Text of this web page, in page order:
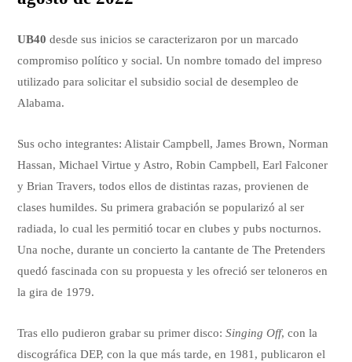
UB40 desde sus inicios se caracterizaron por un marcado
compromiso político y social. Un nombre tomado del impreso
utilizado para solicitar el subsidio social de desempleo de
Alabama.
Sus ocho integrantes: Alistair Campbell, James Brown, Norman
Hassan, Michael Virtue y Astro, Robin Campbell, Earl Falconer
y Brian Travers, todos ellos de distintas razas, provienen de
clases humildes. Su primera grabación se popularizó al ser
radiada, lo cual les permitió tocar en clubes y pubs nocturnos.
Una noche, durante un concierto la cantante de The Pretenders
quedó fascinada con su propuesta y les ofreció ser teloneros en
la gira de 1979.
Tras ello pudieron grabar su primer disco:Singing Off, con la
discográfica DEP, con la que más tarde, en 1981, publicaron el